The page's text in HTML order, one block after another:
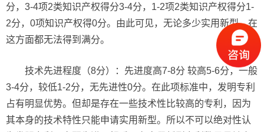
分，3-4项2类知识产权得分3-4分，1-2项2类知识产权得分1-
2分，0项知识产权得0分。由此可见，无论多少实用新型，在
这方面都无法得到满分。
技术先进程度（8分）：先进度高7-8分 较高5-6分，一般
3-4分，较低1-2分，无先进性0分。在此项标准中，发明专利
占有明显优势。但却是存在一些技术性比较高的专利，因为
其本身的技术特性只能申请实用新型。所以不可以绝对性认